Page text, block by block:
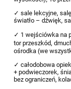
✓ sale lekcyjne,
światło – dźwięk,
✓ 1 wejściówka na
tor przeszkód,
ośrodka (we
✓ całodobowa
+ podwieczorek,
bez ograniczeń,